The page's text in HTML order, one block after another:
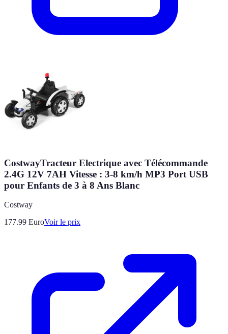
CostwayTracteur Electrique avec Télécommande
2.4G 12V 7AH Vitesse : 3-8 km/h MP3 Port USB
pour Enfants de 3 à 8 Ans Blanc
Costway
177.99 EuroVoir le prix